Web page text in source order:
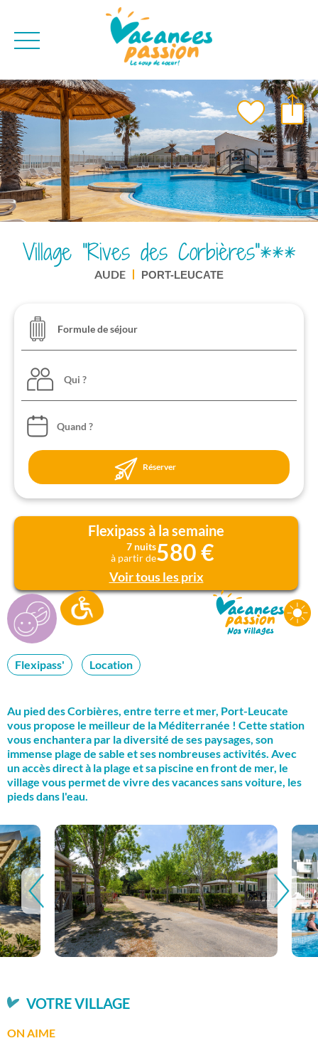
CAMPAGNE
MER
MONTAGNE
VILLES
ENVIE D'AILLEURS
BONS PLANS
QUI SOMMES-
BLOG
BROCHURES
NEWSLETTER
Village "Rives des Corbières"***
AUDE PORT-LEUCATE
Qui ?
Réserver
Flexipass à la semaine
7 nuits
à partir de580 €
Voir tous les prix
Flexipass' Location
Au pied des Corbières, entre terre et mer, Port-Leucate
vous propose le meilleur de la Méditerranée ! Cette station
vous enchantera par la diversité de ses paysages, son
immense plage de sable et ses nombreuses activités. Avec
un accès direct à la plage et sa piscine en front de mer, le
village vous permet de vivre des vacances sans voiture, les
pieds dans l'eau.
VOTRE VILLAGE
ON AIME